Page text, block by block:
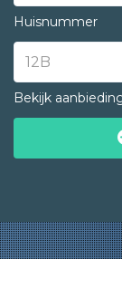
Huisnummer
Bekijk